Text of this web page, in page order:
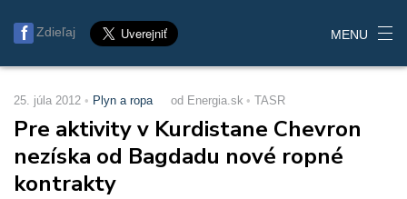
Zdieľaj MENU
25. júla 2012 Plyn a ropa od Energia.sk TASR
Pre aktivity v Kurdistane Chevron
nezíska od Bagdadu nové ropné
kontrakty